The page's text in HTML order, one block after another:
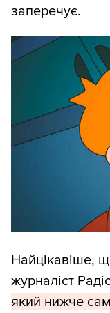
заперечує.
Найцікавіше,
журналіст
який нижче